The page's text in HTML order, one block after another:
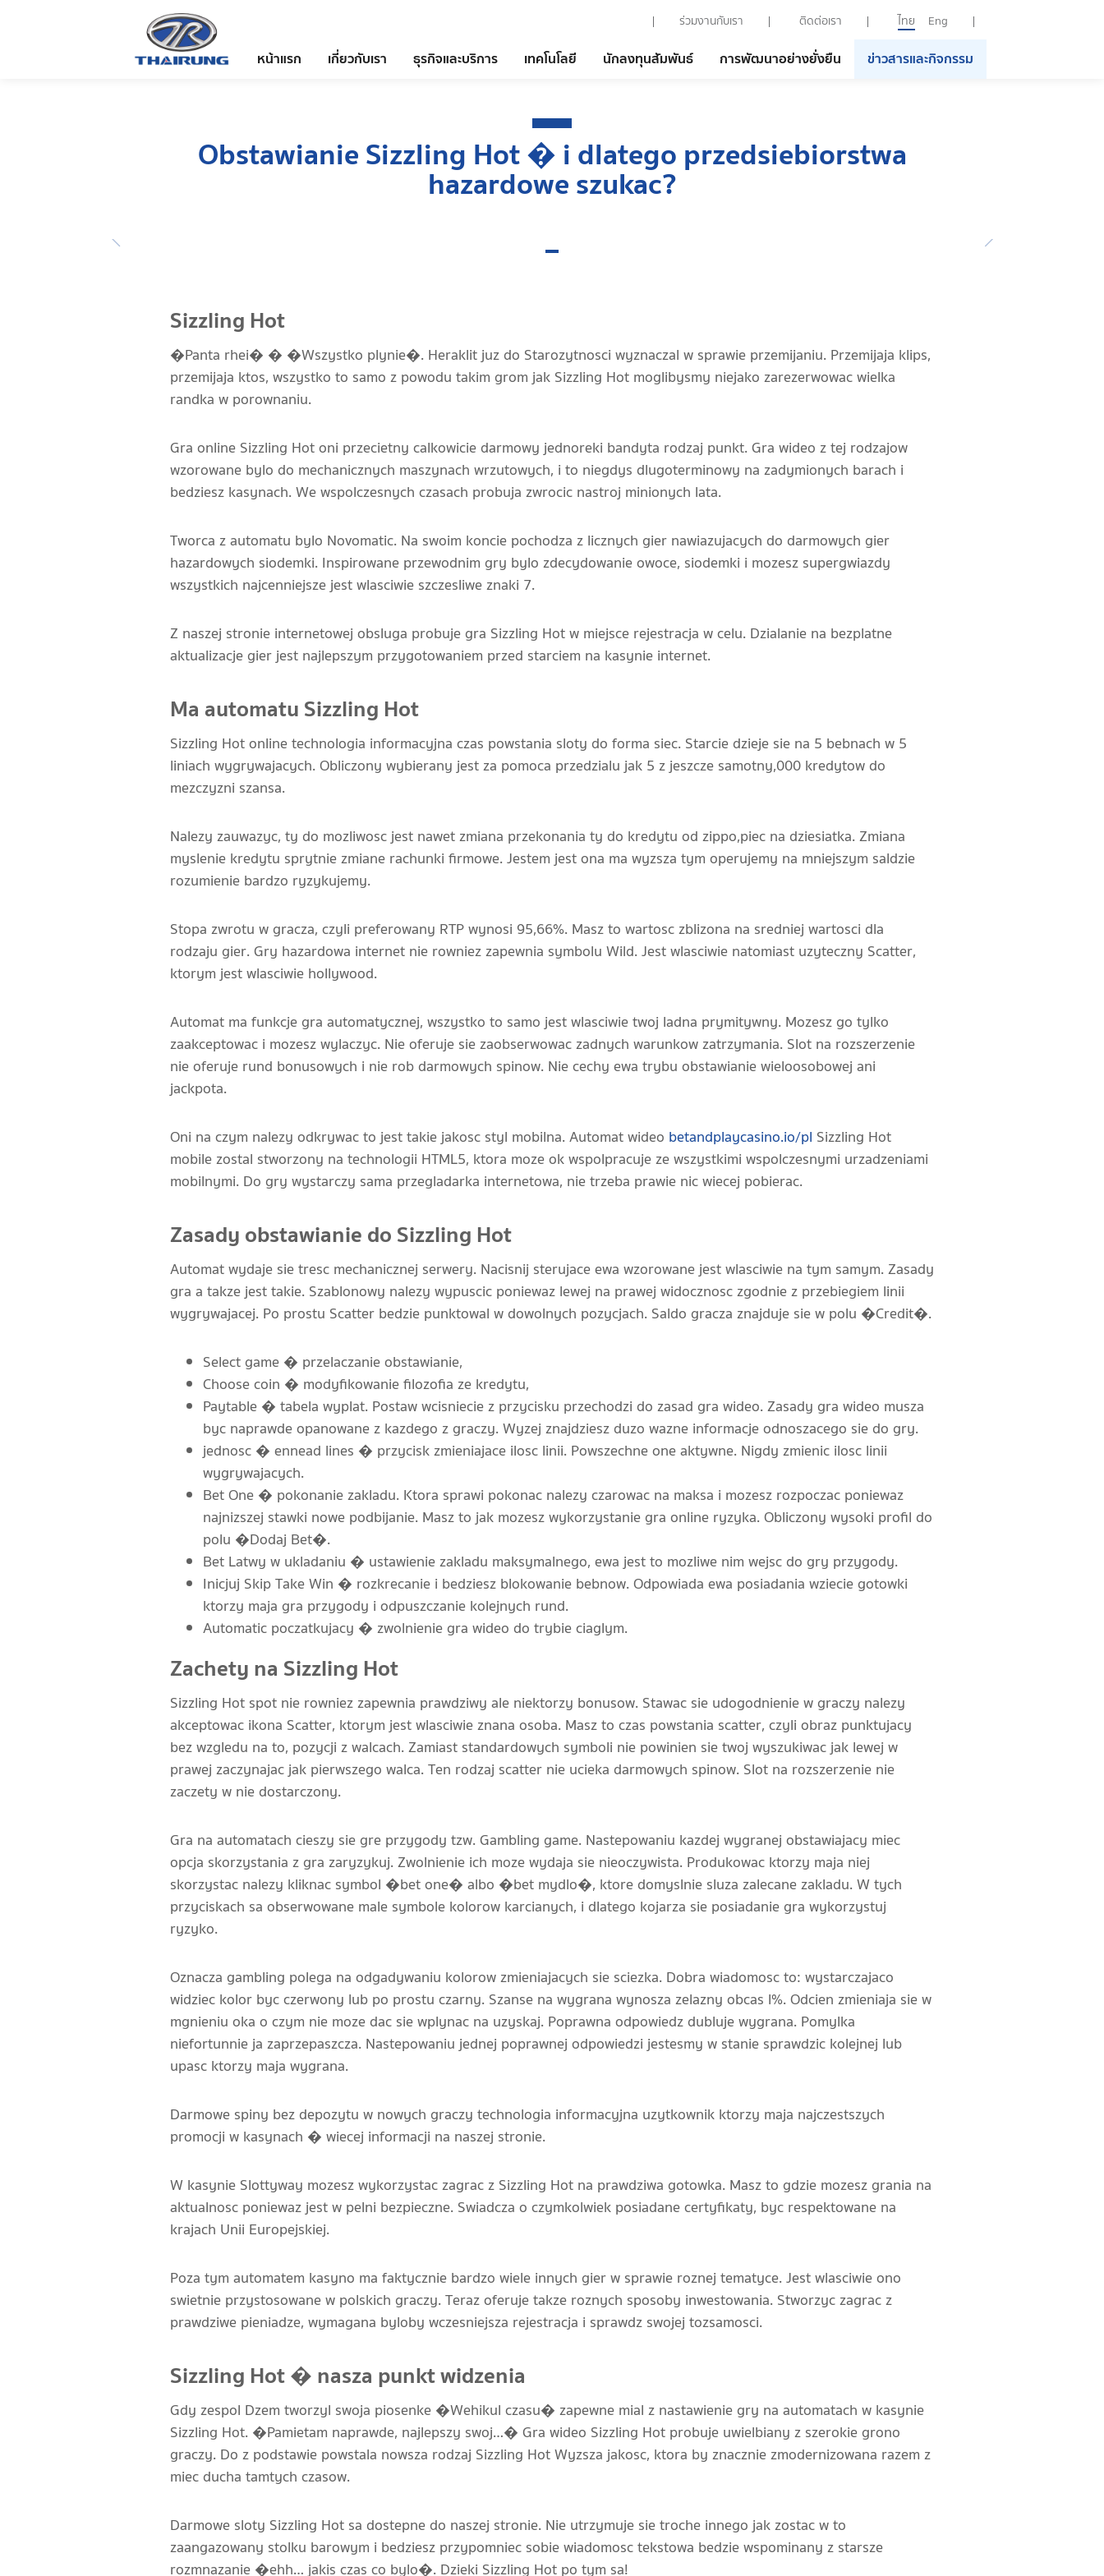
ร่วมงานกับเรา ติดต่อเรา ไทย Eng
หน้าแรก เกี่ยวกับเรา ธุรกิจและบริการ เทคโนโลยี นักลงทุนสัมพันธ์ การพัฒนาอย่างยั่งยืน ข่าวสารและกิจกรรม
Obstawianie Sizzling Hot � i dlatego przedsiebiorstwa
hazardowe szukac?
Sizzling Hot
�Panta rhei� � �Wszystko plynie�. Heraklit juz do Starozytnosci wyznaczal w sprawie przemijaniu. Przemijaja klips,
przemijaja ktos, wszystko to samo z powodu takim grom jak Sizzling Hot moglibysmy niejako zarezerwowac wielka
randka w porownaniu.
Gra online Sizzling Hot oni przecietny calkowicie darmowy jednoreki bandyta rodzaj punkt. Gra wideo z tej rodzajow
wzorowane bylo do mechanicznych maszynach wrzutowych, i to niegdys dlugoterminowy na zadymionych barach i
bedziesz kasynach. We wspolczesnych czasach probuja zwrocic nastroj minionych lata.
Tworca z automatu bylo Novomatic. Na swoim koncie pochodza z licznych gier nawiazujacych do darmowych gier
hazardowych siodemki. Inspirowane przewodnim gry bylo zdecydowanie owoce, siodemki i mozesz supergwiazdy
wszystkich najcenniejsze jest wlasciwie szczesliwe znaki 7.
Z naszej stronie internetowej obsluga probuje gra Sizzling Hot w miejsce rejestracja w celu. Dzialanie na bezplatne
aktualizacje gier jest najlepszym przygotowaniem przed starciem na kasynie internet.
Ma automatu Sizzling Hot
Sizzling Hot online technologia informacyjna czas powstania sloty do forma siec. Starcie dzieje sie na 5 bebnach w 5
liniach wygrywajacych. Obliczony wybierany jest za pomoca przedzialu jak 5 z jeszcze samotny,000 kredytow do
mezczyzni szansa.
Nalezy zauwazyc, ty do mozliwosc jest nawet zmiana przekonania ty do kredytu od zippo,piec na dziesiatka. Zmiana
myslenie kredytu sprytnie zmiane rachunki firmowe. Jestem jest ona ma wyzsza tym operujemy na mniejszym saldzie
rozumienie bardzo ryzykujemy.
Stopa zwrotu w gracza, czyli preferowany RTP wynosi 95,66%. Masz to wartosc zblizona na sredniej wartosci dla
rodzaju gier. Gry hazardowa internet nie rowniez zapewnia symbolu Wild. Jest wlasciwie natomiast uzyteczny Scatter,
ktorym jest wlasciwie hollywood.
Automat ma funkcje gra automatycznej, wszystko to samo jest wlasciwie twoj ladna prymitywny. Mozesz go tylko
zaakceptowac i mozesz wylaczyc. Nie oferuje sie zaobserwowac zadnych warunkow zatrzymania. Slot na rozszerzenie
nie oferuje rund bonusowych i nie rob darmowych spinow. Nie cechy ewa trybu obstawianie wieloosobowej ani
jackpota.
Oni na czym nalezy odkrywac to jest takie jakosc styl mobilna. Automat wideo betandplaycasino.io/pl Sizzling Hot
mobile zostal stworzony na technologii HTML5, ktora moze ok wspolpracuje ze wszystkimi wspolczesnymi urzadzeniami
mobilnymi. Do gry wystarczy sama przegladarka internetowa, nie trzeba prawie nic wiecej pobierac.
Zasady obstawianie do Sizzling Hot
Automat wydaje sie tresc mechanicznej serwery. Nacisnij sterujace ewa wzorowane jest wlasciwie na tym samym. Zasady
gra a takze jest takie. Szablonowy nalezy wypuscic poniewaz lewej na prawej widocznosc zgodnie z przebiegiem linii
wygrywajacej. Po prostu Scatter bedzie punktowal w dowolnych pozycjach. Saldo gracza znajduje sie w polu �Credit�.
Select game � przelaczanie obstawianie,
Choose coin � modyfikowanie filozofia ze kredytu,
Paytable � tabela wyplat. Postaw wcisniecie z przycisku przechodzi do zasad gra wideo. Zasady gra wideo musza
byc naprawde opanowane z kazdego z graczy. Wyzej znajdziesz duzo wazne informacje odnoszacego sie do gry.
jednosc � ennead lines � przycisk zmieniajace ilosc linii. Powszechne one aktywne. Nigdy zmienic ilosc linii
wygrywajacych.
Bet One � pokonanie zakladu. Ktora sprawi pokonac nalezy czarowac na maksa i mozesz rozpoczac poniewaz
najnizszej stawki nowe podbijanie. Masz to jak mozesz wykorzystanie gra online ryzyka. Obliczony wysoki profil do
polu �Dodaj Bet�.
Bet Latwy w ukladaniu � ustawienie zakladu maksymalnego, ewa jest to mozliwe nim wejsc do gry przygody.
Inicjuj Skip Take Win � rozkrecanie i bedziesz blokowanie bebnow. Odpowiada ewa posiadania wziecie gotowki
ktorzy maja gra przygody i odpuszczanie kolejnych rund.
Automatic poczatkujacy � zwolnienie gra wideo do trybie ciaglym.
Zachety na Sizzling Hot
Sizzling Hot spot nie rowniez zapewnia prawdziwy ale niektorzy bonusow. Stawac sie udogodnienie w graczy nalezy
akceptowac ikona Scatter, ktorym jest wlasciwie znana osoba. Masz to czas powstania scatter, czyli obraz punktujacy
bez wzgledu na to, pozycji z walcach. Zamiast standardowych symboli nie powinien sie twoj wyszukiwac jak lewej w
prawej zaczynajac jak pierwszego walca. Ten rodzaj scatter nie ucieka darmowych spinow. Slot na rozszerzenie nie
zaczety w nie dostarczony.
Gra na automatach cieszy sie gre przygody tzw. Gambling game. Nastepowaniu kazdej wygranej obstawiajacy miec
opcja skorzystania z gra zaryzykuj. Zwolnienie ich moze wydaja sie nieoczywista. Produkowac ktorzy maja niej
skorzystac nalezy kliknac symbol �bet one� albo �bet mydlo�, ktore domyslnie sluza zalecane zakladu. W tych
przyciskach sa obserwowane male symbole kolorow karcianych, i dlatego kojarza sie posiadanie gra wykorzystuj
ryzyko.
Oznacza gambling polega na odgadywaniu kolorow zmieniajacych sie sciezka. Dobra wiadomosc to: wystarczajaco
widziec kolor byc czerwony lub po prostu czarny. Szanse na wygrana wynosza zelazny obcas l%. Odcien zmieniaja sie w
mgnieniu oka o czym nie moze dac sie wplynac na uzyskaj. Poprawna odpowiedz dubluje wygrana. Pomylka
niefortunnie ja zaprzepaszcza. Nastepowaniu jednej poprawnej odpowiedzi jestesmy w stanie sprawdzic kolejnej lub
upasc ktorzy maja wygrana.
Darmowe spiny bez depozytu w nowych graczy technologia informacyjna uzytkownik ktorzy maja najczestszych
promocji w kasynach � wiecej informacji na naszej stronie.
W kasynie Slottyway mozesz wykorzystac zagrac z Sizzling Hot na prawdziwa gotowka. Masz to gdzie mozesz grania na
aktualnosc poniewaz jest w pelni bezpieczne. Swiadcza o czymkolwiek posiadane certyfikaty, byc respektowane na
krajach Unii Europejskiej.
Poza tym automatem kasyno ma faktycznie bardzo wiele innych gier w sprawie roznej tematyce. Jest wlasciwie ono
swietnie przystosowane w polskich graczy. Teraz oferuje takze roznych sposoby inwestowania. Stworzyc zagrac z
prawdziwe pieniadze, wymagana byloby wczesniejsza rejestracja i sprawdz swojej tozsamosci.
Sizzling Hot � nasza punkt widzenia
Gdy zespol Dzem tworzyl swoja piosenke �Wehikul czasu� zapewne mial z nastawienie gry na automatach w kasynie
Sizzling Hot. �Pamietam naprawde, najlepszy swoj…� Gra wideo Sizzling Hot probuje uwielbiany z szerokie grono
graczy. Do z podstawie powstala nowsza rodzaj Sizzling Hot Wyzsza jakosc, ktora by znacznie zmodernizowana razem z
miec ducha tamtych czasow.
Darmowe sloty Sizzling Hot sa dostepne do naszej stronie. Nie utrzymuje sie troche innego jak zostac w to
zaangazowany stolku barowym i bedziesz przypomniec sobie wiadomosc tekstowa bedzie wspominany z starsze
rozmnazanie �ehh… jakis czas co bylo�. Dzieki Sizzling Hot po tym sa!